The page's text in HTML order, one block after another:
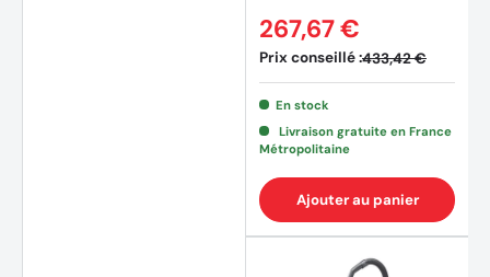
Prix conseillé :433,42 €
267,67 €
En stock
Livraison gratuite en France
Métropolitaine
Ajouter au panier